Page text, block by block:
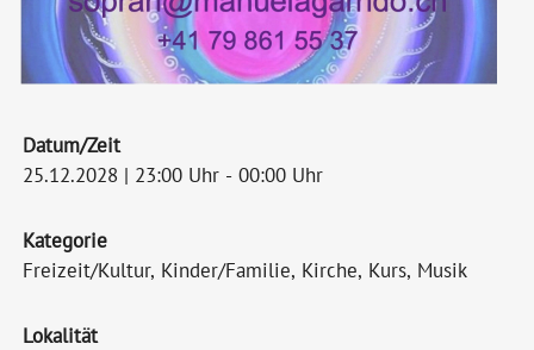
Datum/Zeit
25.12.2028 | 23:00 Uhr - 00:00 Uhr
Kategorie
Freizeit/Kultur, Kinder/Familie, Kirche, Kurs, Musik
Lokalität